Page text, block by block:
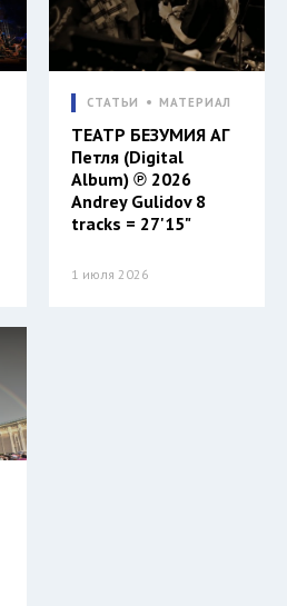
СТАТЬИ МАТЕРИАЛ
ТЕАТР БЕЗУМИЯ АГ
Петля (Digital
Album) ℗ 2026
Andrey Gulidov 8
tracks = 27'15"
1 июля 2026